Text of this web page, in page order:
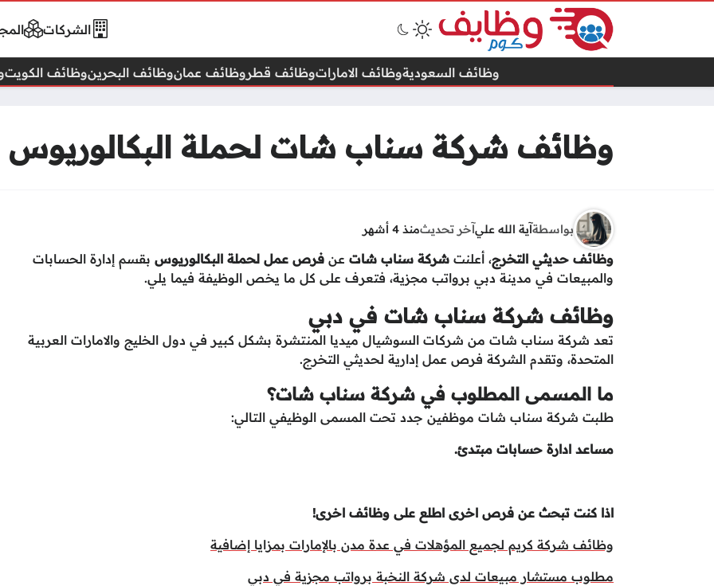
الشركات
وظائف السعوديةوظائف الاماراتوظائف قطروظائف عمانوظائف البحرينوظائف الكويت
وظائف شركة سناب شات لحملة
بواسطةآية الله عليآخر تحديثمنذ 4 أشهر
وظائف حديثي التخرج، أعلنت شركة سناب شات عن فرص عمل لحملة البكالوريوس بقسم إدارة الحسابات
والمبيعات في مدينة دبي برواتب مجزية، فتعرف على كل ما يخص الوظيفة فيما يلي.
وظائف شركة سناب شات في دبي
تعد شركة سناب شات من شركات السوشيال ميديا المنتشرة بشكل كبير في دول الخليج والامارات العربية
المتحدة، وتقدم الشركة فرص عمل إدارية لحديثي التخرج.
ما المسمى المطلوب في شركة سناب شات؟
طلبت شركة سناب شات موظفين جدد تحت المسمى الوظيفي التالي:
مساعد ادارة حسابات مبتدئ.
اذا كنت تبحث عن فرص اخرى اطلع على وظائف اخرى!
وظائف شركة كريم لجميع المؤهلات في عدة مدن بالإمارات بمزايا إضافية
مطلوب مستشار مبيعات لدى شركة النخبة برواتب مجزية في دبي